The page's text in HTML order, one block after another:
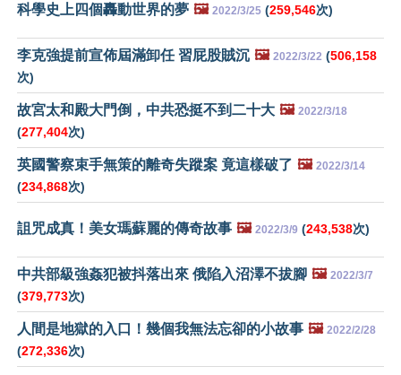
科學史上四個轟動世界的夢 🖼️ 2022/3/25 (259,546次)
李克強提前宣佈屆滿卸任 習屁股賊沉 🖼️ 2022/3/22 (506,158
次)
故宮太和殿大門倒，中共恐挺不到二十大 🖼️ 2022/3/18
(277,404次)
英國警察束手無策的離奇失蹤案 竟這樣破了 🖼️ 2022/3/14
(234,868次)
詛咒成真！美女瑪蘇麗的傳奇故事 🖼️ 2022/3/9 (243,538次)
中共部級強姦犯被抖落出來 俄陷入沼澤不拔腳 🖼️ 2022/3/7
(379,773次)
人間是地獄的入口！幾個我無法忘卻的小故事 🖼️ 2022/2/28
(272,336次)